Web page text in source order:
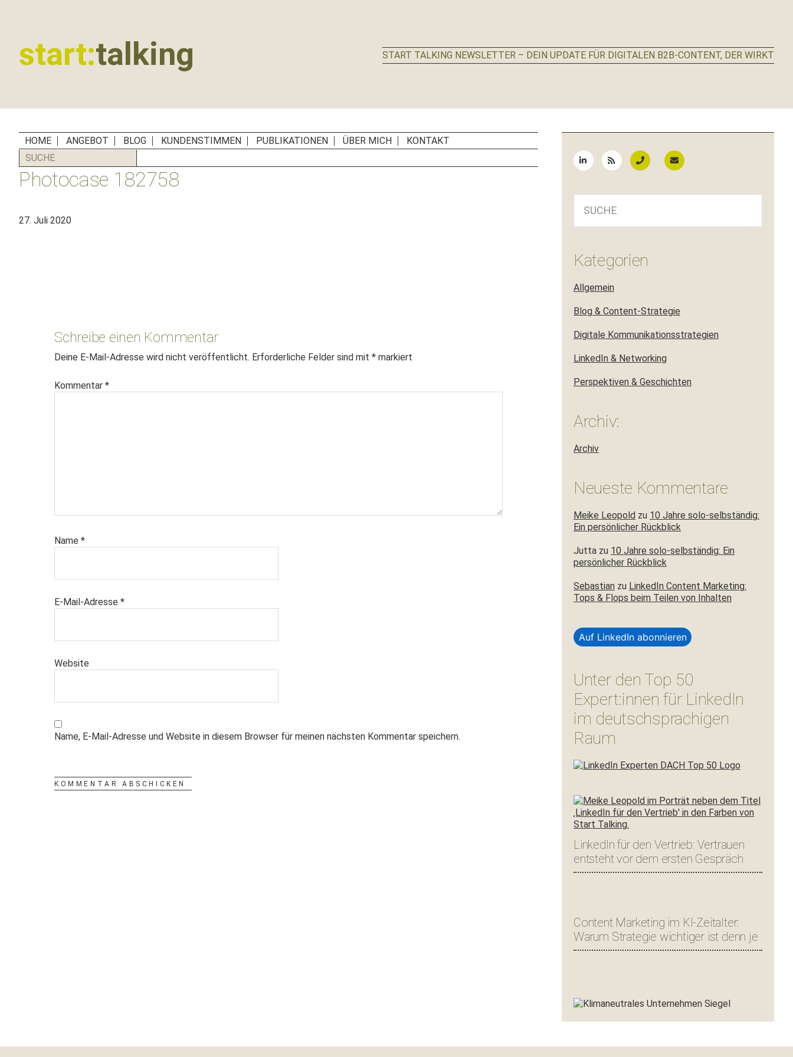
start:talking
für
Unternehmen,
Social
Media
Manager
Agenturen
START TALKING NEWSLETTER – DEIN UPDATE FÜR DIGITALEN B2B-CONTENT, DER WIRKT
HOME ANGEBOT BLOG KUNDENSTIMMEN PUBLIKATIONEN ÜBER MICH
KONTAKT
SUCHE
Photocase 182758
27. Juli 2020
Schreibe einen Kommentar
Deine E-Mail-Adresse wird nicht veröffentlicht. Erforderliche Felder sind mit * markiert
Kommentar *
Name *
E-Mail-Adresse *
Website
Name, E-Mail-Adresse und Website in diesem Browser für meinen nächsten Kommentar speichern.
Kategorien
Allgemein
Blog & Content-Strategie
Digitale Kommunikationsstrategien
LinkedIn & Networking
Perspektiven & Geschichten
Archiv:
Archiv
Neueste Kommentare
Meike Leopold zu 10 Jahre solo-selbständig:
Ein persönlicher Rückblick
Jutta zu 10 Jahre solo-selbständig: Ein
persönlicher Rückblick
Sebastian zu LinkedIn Content Marketing:
Tops & Flops beim Teilen von Inhalten
Auf LinkedIn abonnieren
Unter den Top 50
Expert:innen für LinkedIn
im deutschsprachigen
Raum
LinkedIn für den Vertrieb: Vertrauen
entsteht vor dem ersten Gespräch
Content Marketing im KI-Zeitalter:
Warum Strategie wichtiger ist denn je